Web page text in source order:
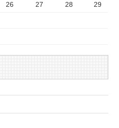
26 27 28 29